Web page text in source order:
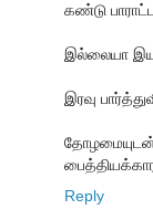
கண்டு
இல்லையா
இரவு
Reply